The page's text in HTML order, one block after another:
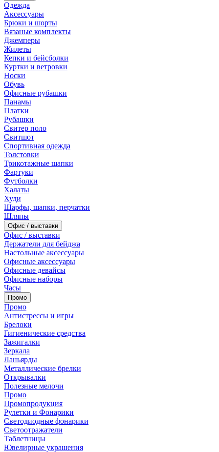
Одежда
Аксессуары
Брюки и шорты
Вязаные комплекты
Джемперы
Жилеты
Кепки и бейсболки
Куртки и ветровки
Носки
Обувь
Офисные рубашки
Панамы
Платки
Рубашки
Свитер поло
Свитшот
Спортивная одежда
Толстовки
Трикотажные шапки
Фартуки
Футболки
Халаты
Худи
Шарфы, шапки, перчатки
Шляпы
Офис / выставки
Офис / выставки
Держатели для бейджа
Настольные аксессуары
Офисные аксессуары
Офисные девайсы
Офисные наборы
Часы
Промо
Промо
Антистрессы и игры
Брелоки
Гигиенические средства
Зажигалки
Зеркала
Ланьярды
Металлические брелки
Открывалки
Полезные мелочи
Промо
Промопродукция
Рулетки и Фонарики
Светодиодные фонарики
Светоотражатели
Таблетницы
Ювелирные украшения